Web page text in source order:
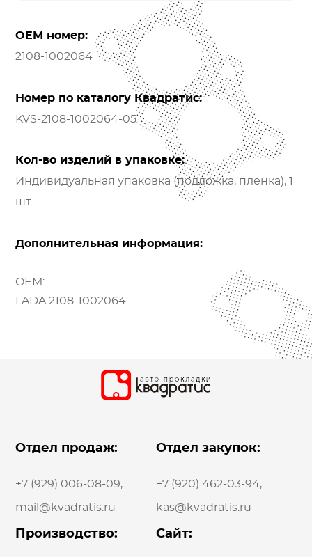
OEM номер:
2108-1002064
Номер по каталогу Квадратис:
KVS-2108-1002064-05
Кол-во изделий в упаковке:
Индивидуальная упаковка (подложка, пленка), 1
шт.
Дополнительная информация:
OEM:
LADA 2108-1002064
Отдел продаж:
+7 (929) 006-08-09,
mail@kvadratis.ru
Отдел закупок:
+7 (920) 462-03-94,
kas@kvadratis.ru
Производство: Сайт: